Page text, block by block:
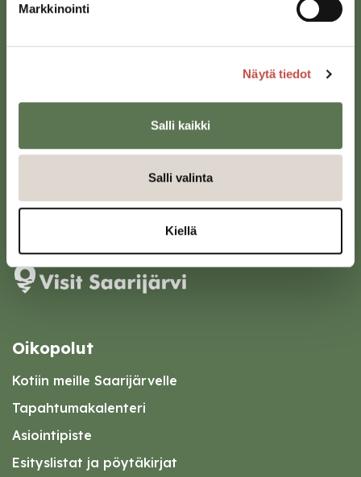
Markkinointi
Näytä tiedot
Salli kaikki
Salli valinta
Kiellä
43100 Saarijärvi
Oikopolut
Kotiin meille Saarijärvelle
Tapahtumakalenteri
Asiointipiste
Esityslistat ja pöytäkirjat